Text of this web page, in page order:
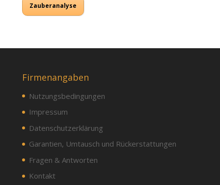
Zauberanalyse
Firmenangaben
Nutzungsbedingungen
Impressum
Datenschutzerklärung
Garantien, Umtausch und Rückerstattungen
Fragen & Antworten
Kontakt